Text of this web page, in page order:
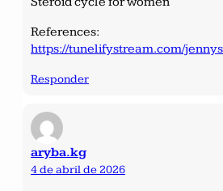
References:
https://tunelifystream.com/
Responder
aryba.kg
4 de abril de 2026